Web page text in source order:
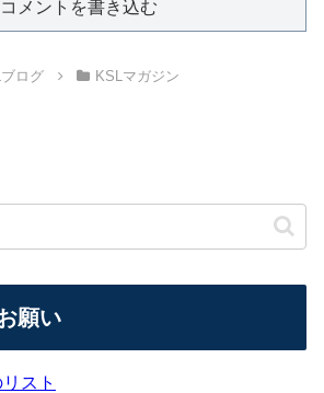
コメントを書き込む
ログ KSLマガジン
願い
スト